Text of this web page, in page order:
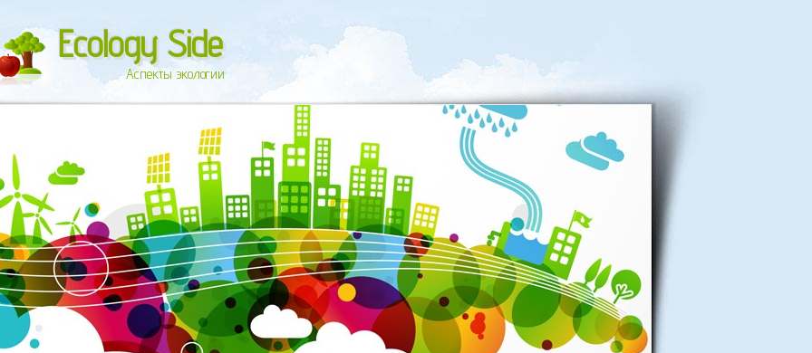
Ecology Side
Аспекты экологии